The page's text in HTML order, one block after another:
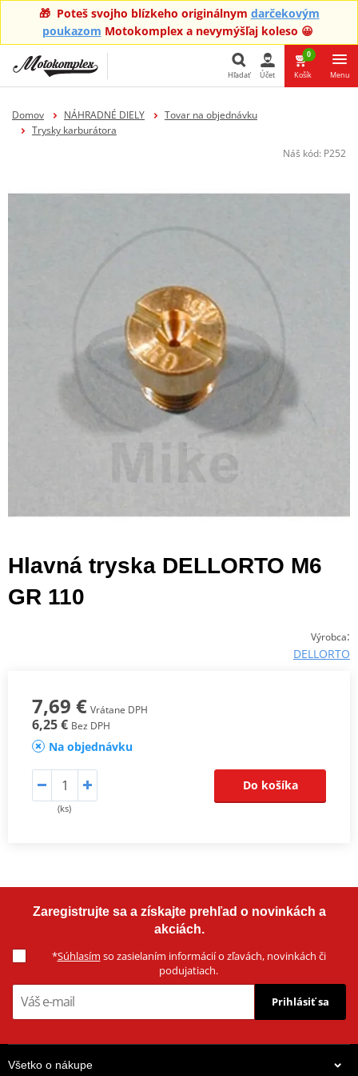
🎁 Poteš svojho blízkeho originálnym darčekovým
poukazom Motokomplex a nevymýšľaj koleso 😀
Hľadať Účet
0
Košík Menu
Domov NÁHRADNÉ DIELY
Tovar na objednávku
Trysky karburátora
Náš kód: P252
Hlavná tryska DELLORTO M6
GR 110
Výrobca:
DELLORTO
7,69 € Vrátane DPH
6,25 € Bez DPH
Na objednávku
(ks)
Do košíka
Zaregistrujte sa a získajte prehľad o novinkách a
akciách.
*Súhlasím so zasielaním informácií o zľavách, novinkách či
podujatiach.
Prihlásiť sa
Všetko o nákupe